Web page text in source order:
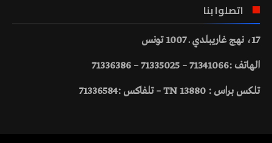
اتصلوا بنا
17، نهج غاريبلدي ـ 1007 تونس
الهاتف :71341066 – 71335025 – 71336386
تلكس براس : 13880 TN – تلفاكس :71336584